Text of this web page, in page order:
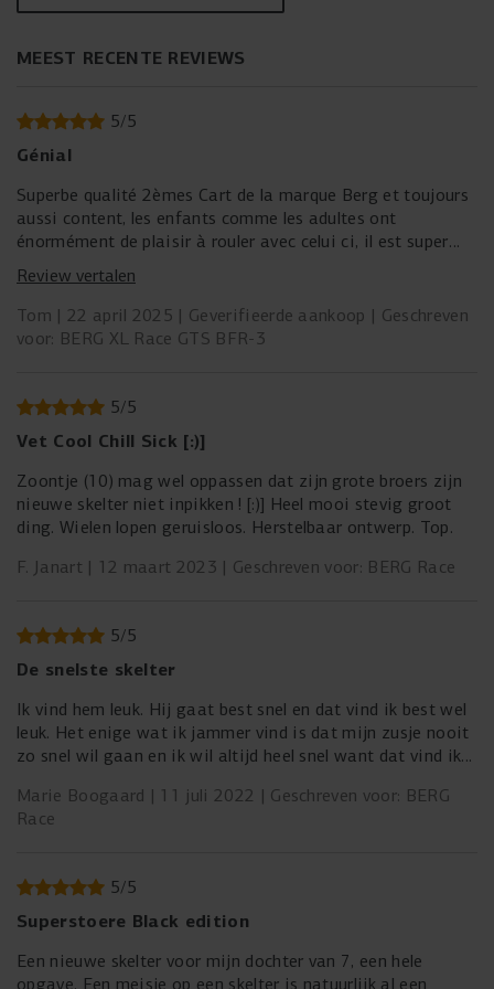
MEEST RECENTE REVIEWS
5/5
Génial
Superbe qualité 2èmes Cart de la marque Berg et toujours
aussi content, les enfants comme les adultes ont
énormément de plaisir à rouler avec celui ci, il est super
solide. Prévoir 2 heures pour le montage par un enfant de
15 ans. les instructions sont claires.
En 1 week end déjà 7h30 de conduite :-)
Review vertalen
Tom
22 april 2025 Geverifieerde aankoop
Geschreven
voor: BERG XL Race GTS BFR-3
5/5
Vet Cool Chill Sick [:)]
Zoontje (10) mag wel oppassen dat zijn grote broers zijn
nieuwe skelter niet inpikken ! [:)] Heel mooi stevig groot
ding. Wielen lopen geruisloos. Herstelbaar ontwerp. Top.
F. Janart
12 maart 2023 Geschreven voor: BERG Race
5/5
De snelste skelter
Ik vind hem leuk. Hij gaat best snel en dat vind ik best wel
leuk. Het enige wat ik jammer vind is dat mijn zusje nooit
zo snel wil gaan en ik wil altijd heel snel want dat vind ik
achterop zit.
Hij ziet er mooi uit en is echt groot. De parkeerrem is heel
perfect bij en is best wel fijn.
Marie Boogaard 11 juli 2022
Geschreven voor: BERG
Race
5/5
Superstoere Black edition
Een nieuwe skelter voor mijn dochter van 7, een hele
opgave. Een meisje op een skelter is natuurlijk al een